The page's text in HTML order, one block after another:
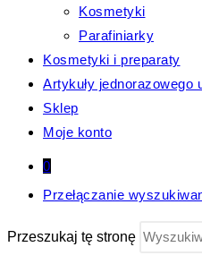
Kosmetyki
Parafiniarky
Kosmetyki i preparaty
Artykuły jednorazowego
Sklep
Moje konto
0
Przełączanie
Przeszukaj tę stronę